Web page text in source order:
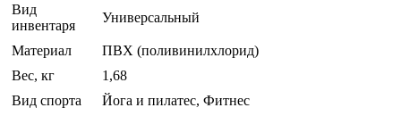
Вид
инвентаря
Универсальный
Материал
ПВХ (поливинилхлорид)
Вес, кг
1,68
Вид спорта
Йога и пилатес, Фитнес